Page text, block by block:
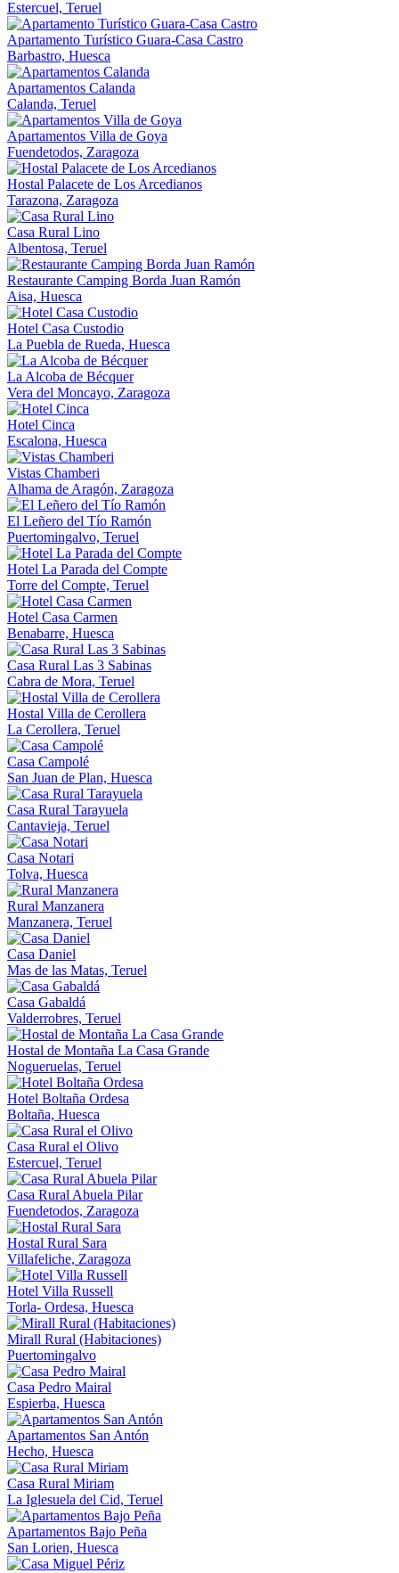
Estercuel, Teruel
Apartamento Turístico Guara-Casa Castro
Barbastro, Huesca
Apartamentos Calanda
Calanda, Teruel
Apartamentos Villa de Goya
Fuendetodos, Zaragoza
Hostal Palacete de Los Arcedianos
Tarazona, Zaragoza
Casa Rural Lino
Albentosa, Teruel
Restaurante Camping Borda Juan Ramón
Aisa, Huesca
Hotel Casa Custodio
La Puebla de Rueda, Huesca
La Alcoba de Bécquer
Vera del Moncayo, Zaragoza
Hotel Cinca
Escalona, Huesca
Vistas Chamberi
Alhama de Aragón, Zaragoza
El Leñero del Tío Ramón
Puertomingalvo, Teruel
Hotel La Parada del Compte
Torre del Compte, Teruel
Hotel Casa Carmen
Benabarre, Huesca
Casa Rural Las 3 Sabinas
Cabra de Mora, Teruel
Hostal Villa de Cerollera
La Cerollera, Teruel
Casa Campolé
San Juan de Plan, Huesca
Casa Rural Tarayuela
Cantavieja, Teruel
Casa Notari
Tolva, Huesca
Rural Manzanera
Manzanera, Teruel
Casa Daniel
Mas de las Matas, Teruel
Casa Gabaldá
Valderrobres, Teruel
Hostal de Montaña La Casa Grande
Nogueruelas, Teruel
Hotel Boltaña Ordesa
Boltaña, Huesca
Casa Rural el Olivo
Estercuel, Teruel
Casa Rural Abuela Pilar
Fuendetodos, Zaragoza
Hostal Rural Sara
Villafeliche, Zaragoza
Hotel Villa Russell
Torla- Ordesa, Huesca
Mirall Rural (Habitaciones)
Puertomingalvo
Casa Pedro Mairal
Espierba, Huesca
Apartamentos San Antón
Hecho, Huesca
Casa Rural Miriam
La Iglesuela del Cid, Teruel
Apartamentos Bajo Peña
San Lorien, Huesca